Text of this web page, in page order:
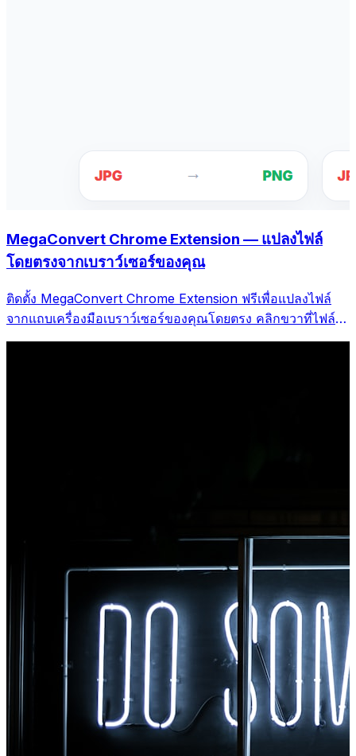
MegaConvert Chrome Extension — แปลงไฟล์
โดยตรงจากเบราว์เซอร์ของคุณ
ติดตั้ง MegaConvert Chrome Extension ฟรีเพื่อแปลงไฟล์
จากแถบเครื่องมือเบราว์เซอร์ของคุณโดยตรง คลิกขวาที่ไฟล์ใด
ก็ได้ที่จะแปลง เข้าถึงเครื่องมือทั้งหมดได้ทันทีจาก Chrome